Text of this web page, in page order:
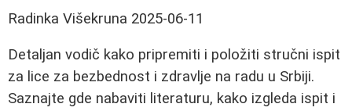
Radinka Višekruna 2025-06-11
Detaljan vodič kako pripremiti i položiti stručni ispit
za lice za bezbednost i zdravlje na radu u Srbiji.
Saznajte gde nabaviti literaturu, kako izgleda ispit i